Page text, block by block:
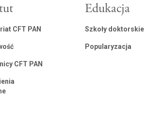
CFT PAN
CFT PAN
Edukacja
Szkoły doktorskie
Popularyzacja